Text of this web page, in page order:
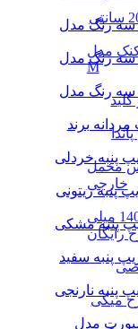
مدل
M
دار قد 90 جنس مخمل
خارجی
اسپری تتو موقت 140 میلی ROLS با
میکی
پنبه خردلی
پنبه زیتونی
پنبه مشکی
پنبه سفید
پنبه نارنجی